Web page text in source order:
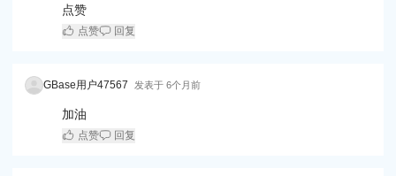
点赞
点赞 回复
GBase用户47567 发表于 6个月前
加油
点赞 回复